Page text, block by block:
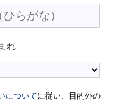
れ
についてに従い、目的外の